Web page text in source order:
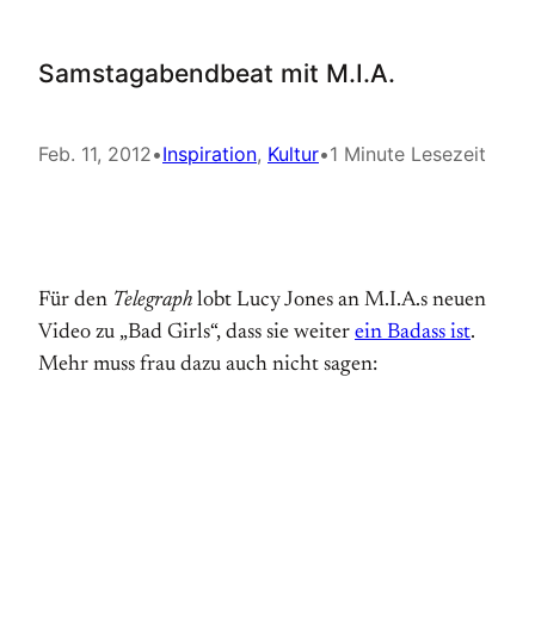
Samstagabendbeat mit M.I.A.
Feb. 11, 2012•Inspiration, Kultur•1 Minute Lesezeit
Für den Telegraph lobt Lucy Jones an M.I.A.s neuen
Video zu „Bad Girls“, dass sie weiter ein Badass ist.
Mehr muss frau dazu auch nicht sagen: